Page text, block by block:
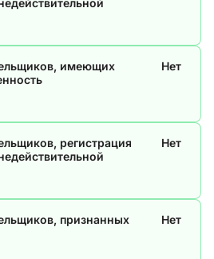
имеющих
Нет
регистрация
Нет
признанных
Нет